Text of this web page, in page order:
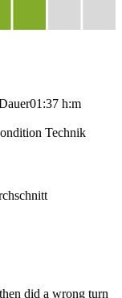
01:37 h:m
Technik
did a wrong turn